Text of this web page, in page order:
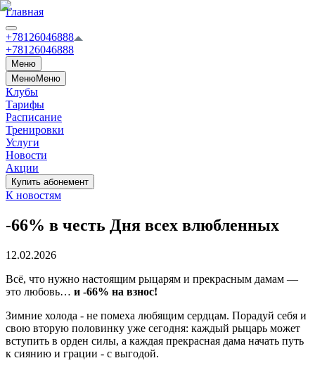
Главная
+78126046888
+78126046888
Меню
МенюМеню
Клубы
Тарифы
Расписание
Тренировки
Услуги
Новости
Акции
Купить абонемент
К новостям
-66% в честь Дня всех влюбленных
12.02.2026
Всё, что нужно настоящим рыцарям и прекрасным дамам —
это любовь… и -66% на взнос!
Зимние холода - не помеха любящим сердцам. Порадуй себя и
свою вторую половинку уже сегодня: каждый рыцарь может
вступить в орден силы, а каждая прекрасная дама начать путь
к сиянию и грации - с выгодой.